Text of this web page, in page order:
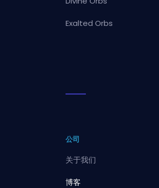
Exalted Orbs
公司
关于我们
博客